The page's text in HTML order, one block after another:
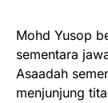
Mohd Yusop
sementara
Asaadah
menjunjung